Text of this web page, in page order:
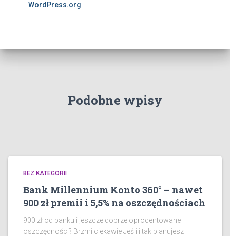
WordPress.org
Podobne wpisy
BEZ KATEGORII
Bank Millennium Konto 360° – nawet
900 zł premii i 5,5% na oszczędnościach
900 zł od banku i jeszcze dobrze oprocentowane
oszczędności? Brzmi ciekawie Jeśli i tak planujesz